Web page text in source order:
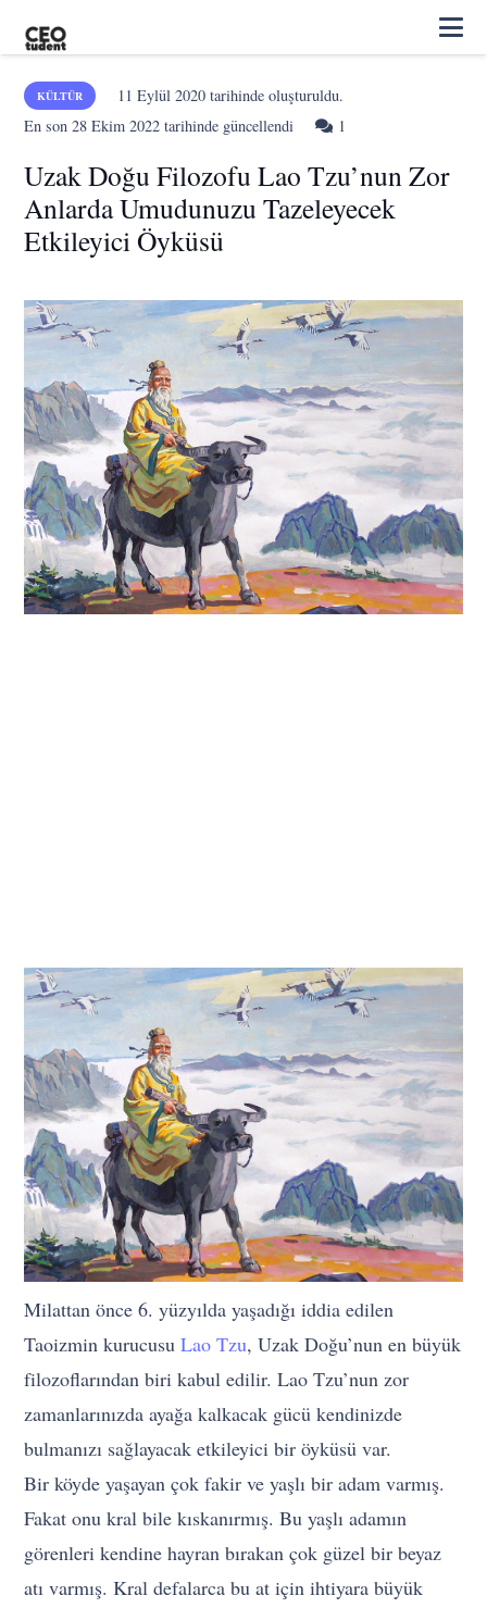
KÜLTÜR 11 Eylül 2020tarihinde oluşturuldu.
En son28 Ekim 2022 tarihinde güncellendi 1
Uzak Doğu Filozofu Lao Tzu’nun Zor
Anlarda Umudunuzu Tazeleyecek
Etkileyici Öyküsü
Milattan önce 6. yüzyılda yaşadığı iddia edilen
Taoizmin kurucusuLao Tzu, Uzak Doğu’nun en büyük
filozoflarından biri kabul edilir. Lao Tzu’nun zor
zamanlarınızda ayağa kalkacak gücü kendinizde
bulmanızı sağlayacak etkileyici bir öyküsü var.
Bir köyde yaşayan çok fakir ve yaşlı bir adam varmış.
Fakat onu kral bile kıskanırmış. Bu yaşlı adamın
görenleri kendine hayran bırakan çok güzel bir beyaz
atı varmış. Kral defalarca bu at için ihtiyara büyük